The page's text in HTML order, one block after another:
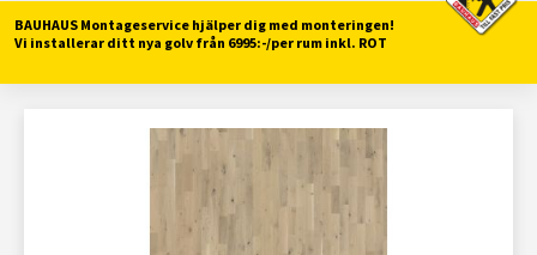
BAUHAUS Montageservice hjälper dig med monteringen!
Vi installerar ditt nya golv från 6995:-/per rum inkl. ROT